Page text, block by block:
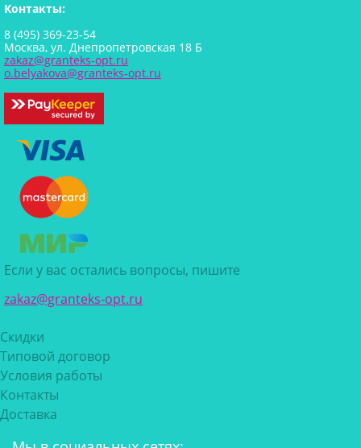
Контакты:
8 (495) 369-23-54
Москва, ул. Днепропетровская 18 Б
zakaz@granteks-opt.ru
o.belyakova@granteks-opt.ru
Если у вас остались вопросы, пишите
zakaz@granteks-opt.ru
Скидки
Типовой договор
Условия работы
Контакты
Доставка